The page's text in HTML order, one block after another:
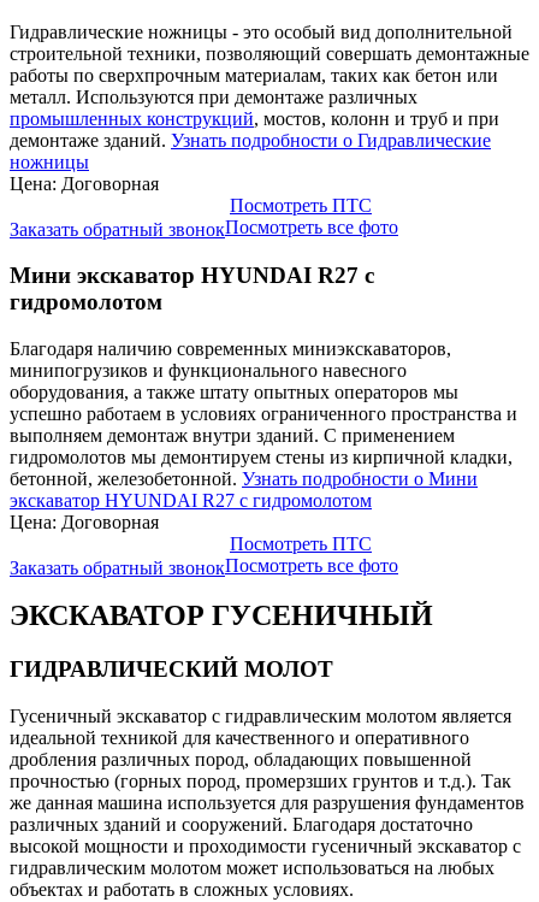
Гидравлические ножницы - это особый вид дополнительной
строительной техники, позволяющий совершать демонтажные
работы по сверхпрочным материалам, таких как бетон или
металл. Используются при демонтаже различных
промышленных конструкций, мостов, колонн и труб и при
демонтаже зданий. Узнать подробности о Гидравлические
ножницы
Цена: Договорная
Заказать обратный звонок
Посмотреть ПТС
Посмотреть все фото
Мини экскаватор HYUNDAI R27 с
гидромолотом
Благодаря наличию современных миниэкскаваторов,
минипогрузиков и функционального навесного
оборудования, а также штату опытных операторов мы
успешно работаем в условиях ограниченного пространства и
выполняем демонтаж внутри зданий. С применением
гидромолотов мы демонтируем стены из кирпичной кладки,
бетонной, железобетонной. Узнать подробности о Мини
экскаватор HYUNDAI R27 с гидромолотом
Цена: Договорная
Заказать обратный звонок
Посмотреть ПТС
Посмотреть все фото
ЭКСКАВАТОР ГУСЕНИЧНЫЙ
ГИДРАВЛИЧЕСКИЙ МОЛОТ
Гусеничный экскаватор с гидравлическим молотом является
идеальной техникой для качественного и оперативного
дробления различных пород, обладающих повышенной
прочностью (горных пород, промерзших грунтов и т.д.). Так
же данная машина используется для разрушения фундаментов
различных зданий и сооружений. Благодаря достаточно
высокой мощности и проходимости гусеничный экскаватор с
гидравлическим молотом может использоваться на любых
объектах и работать в сложных условиях.